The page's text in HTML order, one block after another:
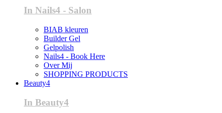
In Nails4 - Salon
BIAB kleuren
Builder Gel
Gelpolish
Nails4 - Book Here
Over Mij
SHOPPING PRODUCTS
Beauty4
In Beauty4